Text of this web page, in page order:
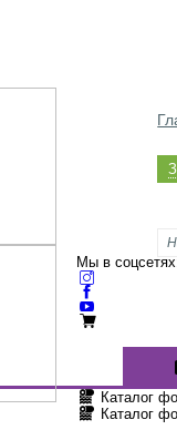
Мы в
Каталог
Каталог